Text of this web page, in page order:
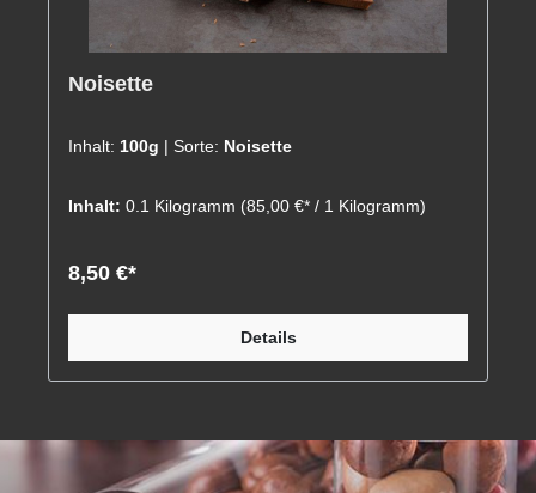
Noisette
Inhalt: 100g | Sorte: Noisette
Inhalt: 0.1 Kilogramm (85,00 €* / 1 Kilogramm)
8,50 €*
Details